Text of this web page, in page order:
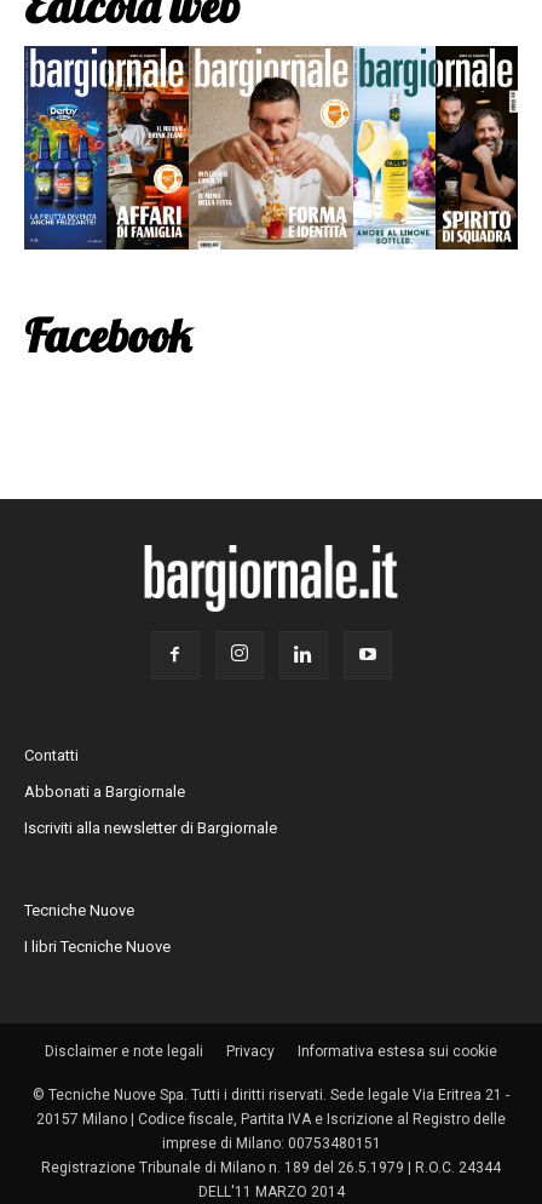
Facebook
Contatti
Abbonati a Bargiornale
Iscriviti alla newsletter di Bargiornale
Tecniche Nuove
I libri Tecniche Nuove
Disclaimer e note legali Privacy Informativa estesa sui cookie
© Tecniche Nuove Spa. Tutti i diritti riservati. Sede legale Via Eritrea 21 -
20157 Milano | Codice fiscale, Partita IVA e Iscrizione al Registro delle
imprese di Milano: 00753480151
Registrazione Tribunale di Milano n. 189 del 26.5.1979 | R.O.C. 24344
DELL'11 MARZO 2014